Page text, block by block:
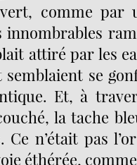
comme par
attiré par les
semblaient se
Et, à
la tache
n’était pas
éthérée,